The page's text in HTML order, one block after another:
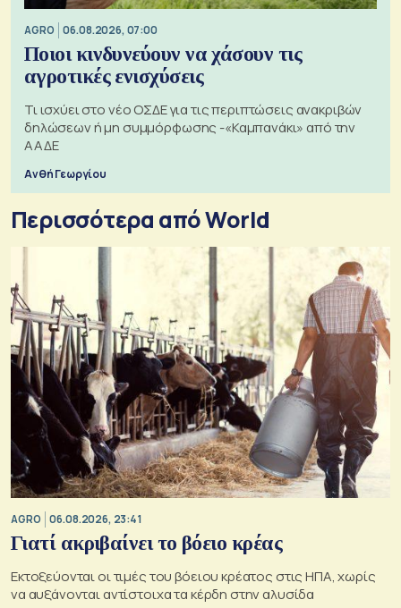
AGRO 06.08.2026, 07:00
Ποιοι κινδυνεύουν να χάσουν τις
αγροτικές ενισχύσεις
Τι ισχύει στο νέο ΟΣΔΕ για τις περιπτώσεις ανακριβών
δηλώσεων ή μη συμμόρφωσης -«Καμπανάκι» από την
ΑΑΔΕ
Ανθή Γεωργίου
Περισσότερα από World
AGRO 06.08.2026, 23:41
Γιατί ακριβαίνει το βόειο κρέας
Εκτοξεύονται οι τιμές του βόειου κρέατος στις ΗΠΑ, χωρίς
να αυξάνονται αντίστοιχα τα κέρδη στην αλυσίδα